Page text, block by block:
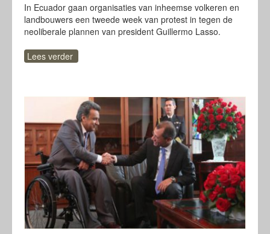
In Ecuador gaan organisaties van inheemse volkeren en
landbouwers een tweede week van protest in tegen de
neoliberale plannen van president Guillermo Lasso.
Lees verder